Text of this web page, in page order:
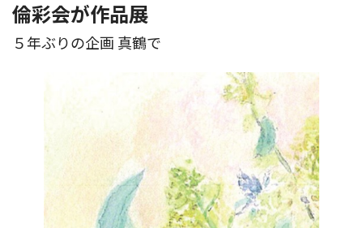
倫彩会が作品展
５年ぶりの企画 真鶴で